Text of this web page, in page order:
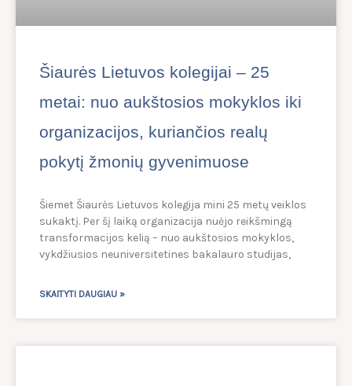
Šiaurės Lietuvos kolegijai – 25
metai: nuo aukštosios mokyklos iki
organizacijos, kuriančios realų
pokytį žmonių gyvenimuose
Šiemet Šiaurės Lietuvos kolegija mini 25 metų veiklos
sukaktį. Per šį laiką organizacija nuėjo reikšmingą
transformacijos kelią – nuo aukštosios mokyklos,
vykdžiusios neuniversitetines bakalauro studijas,
SKAITYTI DAUGIAU »